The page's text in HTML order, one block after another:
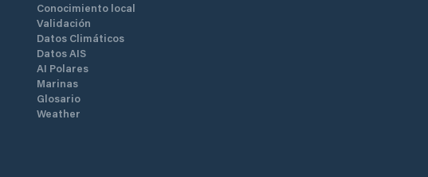
Conocimiento local
Validación
Datos Climáticos
Datos AIS
AI Polares
Marinas
Glosario
Weather